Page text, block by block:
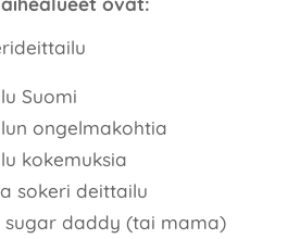
Suomi
ongelmakohtia
kokemuksia
sokeri deittailu
sugar daddy (tai mama)